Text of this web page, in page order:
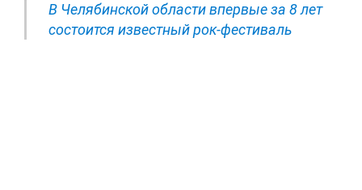
В Челябинской области впервые за 8 лет
состоится известный рок-фестиваль